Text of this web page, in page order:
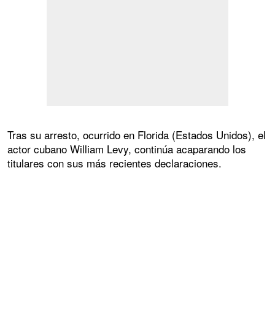
Tras su arresto, ocurrido en Florida (Estados Unidos), el
actor cubano William Levy, continúa acaparando los
titulares con sus más recientes declaraciones.